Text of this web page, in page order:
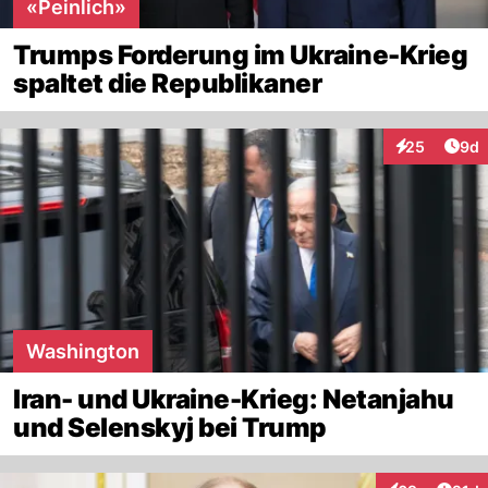
«Peinlich»
Trumps Forderung im Ukraine-Krieg
spaltet die Republikaner
25
Interaktionen
9d
Washington
Iran- und Ukraine-Krieg: Netanjahu
und Selenskyj bei Trump